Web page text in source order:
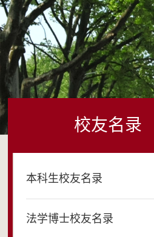
校友名录
本科生校友名录
法学博士校友名录